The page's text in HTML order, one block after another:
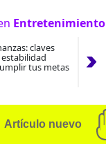
Entretenimiento
claves
tus metas
Artículo nuevo